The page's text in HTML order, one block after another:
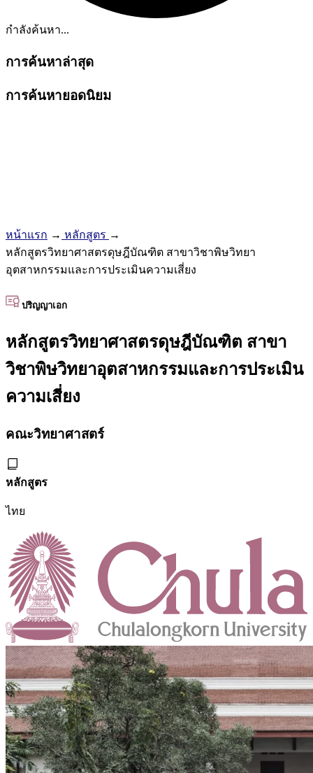
กำลังค้นหา...
การค้นหาล่าสุด
การค้นหายอดนิยม
หน้าแรก → หลักสูตร →
หลักสูตรวิทยาศาสตรดุษฎีบัณฑิต สาขาวิชาพิษวิทยา
อุตสาหกรรมและการประเมินความเสี่ยง
ปริญญาเอก
หลักสูตรวิทยาศาสตรดุษฎีบัณฑิต สาขา
วิชาพิษวิทยาอุตสาหกรรมและการประเมิน
ความเสี่ยง
คณะวิทยาศาสตร์
หลักสูตร
ไทย